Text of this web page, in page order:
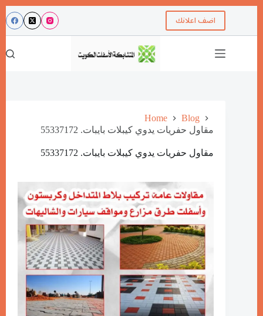
اضف اعلانك
Home
Blog
مقاول حفريات يدوي كيبلات بايبات. 55337172
مقاول حفريات يدوي كيبلات بايبات. 55337172